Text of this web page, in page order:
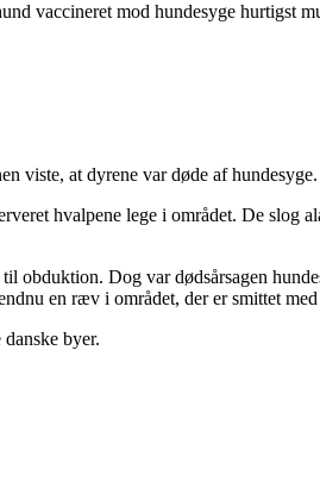
vaccineret mod hundesyge hurtigst
viste, at dyrene var døde af hundesyge.
hvalpene lege i området. De slog
Dog var dødsårsagen
en ræv i området, der er smittet
byer.